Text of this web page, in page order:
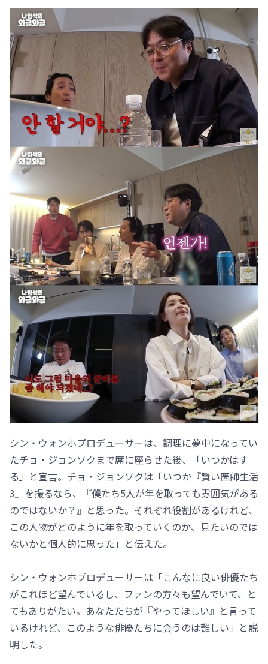
シン・ウォンホプロデューサーは、調理に夢中になってい
たチョ・ジョンソクまで席に座らせた後、「いつかはす
る」と宣言。チョ・ジョンソクは「いつか『賢い医師生活
3』を撮るなら、『僕たち5人が年を取っても雰囲気がある
のではないか？』と思った。それぞれ役割があるけれど、
この人物がどのように年を取っていくのか、見たいのでは
ないかと個人的に思った」と伝えた。
シン・ウォンホプロデューサーは「こんなに良い俳優たち
がこれほど望んでいるし、ファンの方々も望んでいて、と
てもありがたい。あなたたちが『やってほしい』と言って
いるけれど、このような俳優たちに会うのは難しい」と説
明した。